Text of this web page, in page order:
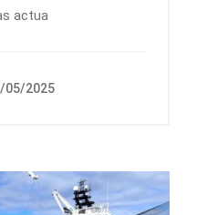
actua
05/2025